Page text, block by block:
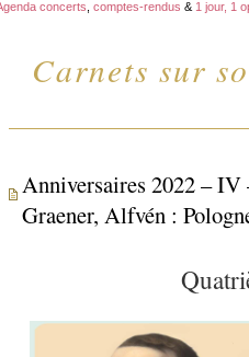
Carnets sur
concerts comptes-rendus & 1 jour, 1
Anniversaires 2022 – IV
Graener, Alfvén :